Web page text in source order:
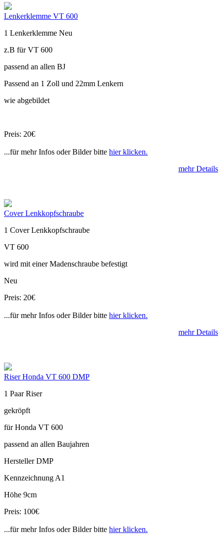
Lenkerklemme VT 600
1 Lenkerklemme Neu
z.B für VT 600
passend an allen BJ
Passend an 1 Zoll und 22mm Lenkern
wie abgebildet
Preis: 20€
...für mehr Infos oder Bilder bitte hier klicken.
mehr Details
Cover Lenkkopfschraube
1 Cover Lenkkopfschraube
VT 600
wird mit einer Madenschraube befestigt
Neu
Preis: 20€
...für mehr Infos oder Bilder bitte hier klicken.
mehr Details
Riser Honda VT 600 DMP
1 Paar Riser
gekröpft
für Honda VT 600
passend an allen Baujahren
Hersteller DMP
Kennzeichnung A1
Höhe 9cm
Preis: 100€
...für mehr Infos oder Bilder bitte hier klicken.